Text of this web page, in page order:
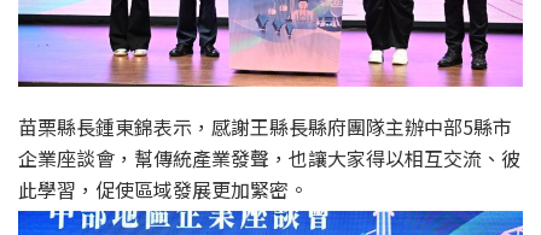
苗栗縣長鍾東錦表示，感謝王縣長縣府團隊主辦中部5縣市
企業座談會，幫傳統產業發聲，也讓大家得以相互交流、彼
此學習，促使區域發展更加緊密。